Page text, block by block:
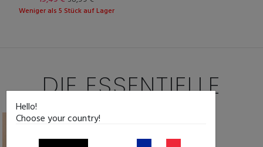
Weniger als 5 Stück auf Lager
DIE ESSENTIELLE
-50%
-50%
Hello!
Choose your country!